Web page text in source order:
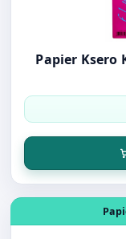
Papier Ksero
Otwórz produkt: